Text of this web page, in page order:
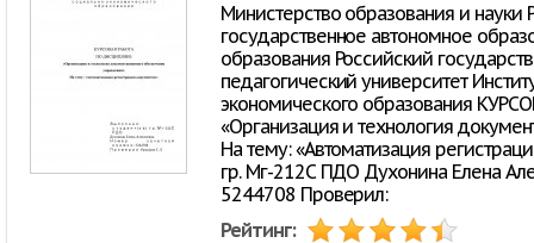
Министерство образования и
государственное автономное
образования Российский
педагогический университет
экономического образования
«Организация и технология
На тему: «Автоматизация
гр. Мг-212С ПДО Духонина Елена
5244708 Проверил:
Рейтинг: